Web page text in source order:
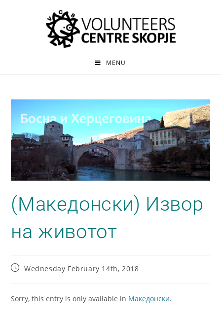
MENU
(Македонски) Извор
на животот
Wednesday February 14th, 2018
Sorry, this entry is only available in Македонски.